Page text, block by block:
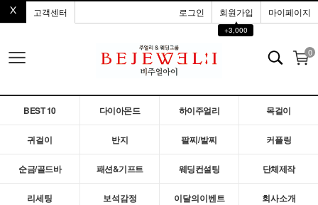
고객센터 로그인 회원가입
▲
+3,000
마이페이지
0
BEST 10 다이아몬드 하이주얼리 목걸이
귀걸이 반지 팔찌/발찌 커플링
순금/골드바 패션&기프트 웨딩컨설팅 단체제작
리세팅 보석감정 이달의이벤트
회사소개